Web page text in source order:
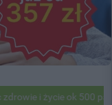
życie ok 500